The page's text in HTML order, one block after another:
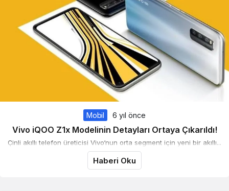
Mobil 6 yıl önce
Vivo iQOO Z1x Modelinin Detayları Ortaya Çıkarıldı!
Çinli akıllı telefon üreticisi Vivo‘nun orta segment için yeni bir akıllı...
Haberi Oku